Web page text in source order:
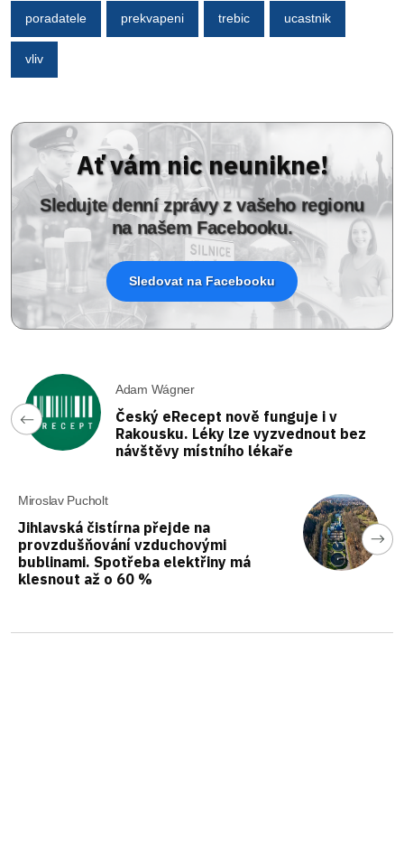
poradatele prekvapeni trebic ucastnik
vliv
Ať vám nic neunikne!
Sledujte denní zprávy z vašeho regionu
na našem Facebooku.
Sledovat na Facebooku
Adam Wágner
Český eRecept nově funguje i v
Rakousku. Léky lze vyzvednout bez
návštěvy místního lékaře
Miroslav Pucholt
Jihlavská čistírna přejde na
provzdušňování vzduchovými
bublinami. Spotřeba elektřiny má
klesnout až o 60 %